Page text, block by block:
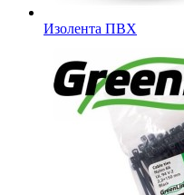
Изолента ПВХ